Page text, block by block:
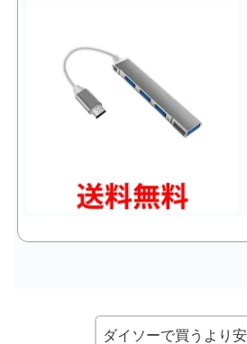
ダイソーで買うより